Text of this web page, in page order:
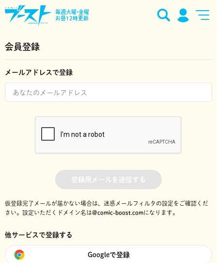
毎週火曜•金曜
お昼12時更新
会員登録
メールアドレスで登録
登録用メールを送信する
仮登録完了メールが届かない場合は、迷惑メールフィルタの設定をご確認くだ
さい。 設定いただくドメイン名は@comic-boost.comになります。
他サービスで登録する
Googleで登録